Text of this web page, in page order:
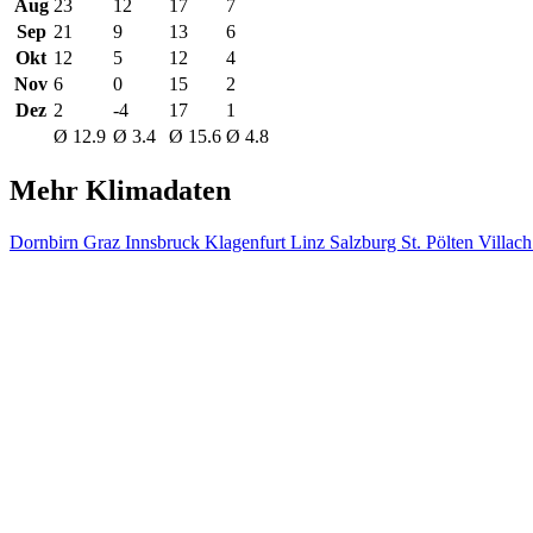
Aug 23 12 17
7
Sep 21 9 13
6
Okt 12 5 12
4
Nov 6 0 15
2
Dez 2 -4 17
1
Ø 12.9 Ø 3.4 Ø 15.6 Ø 4.8
Mehr Klimadaten
Dornbirn Graz Innsbruck Klagenfurt Linz Salzburg St. Pölten Villach